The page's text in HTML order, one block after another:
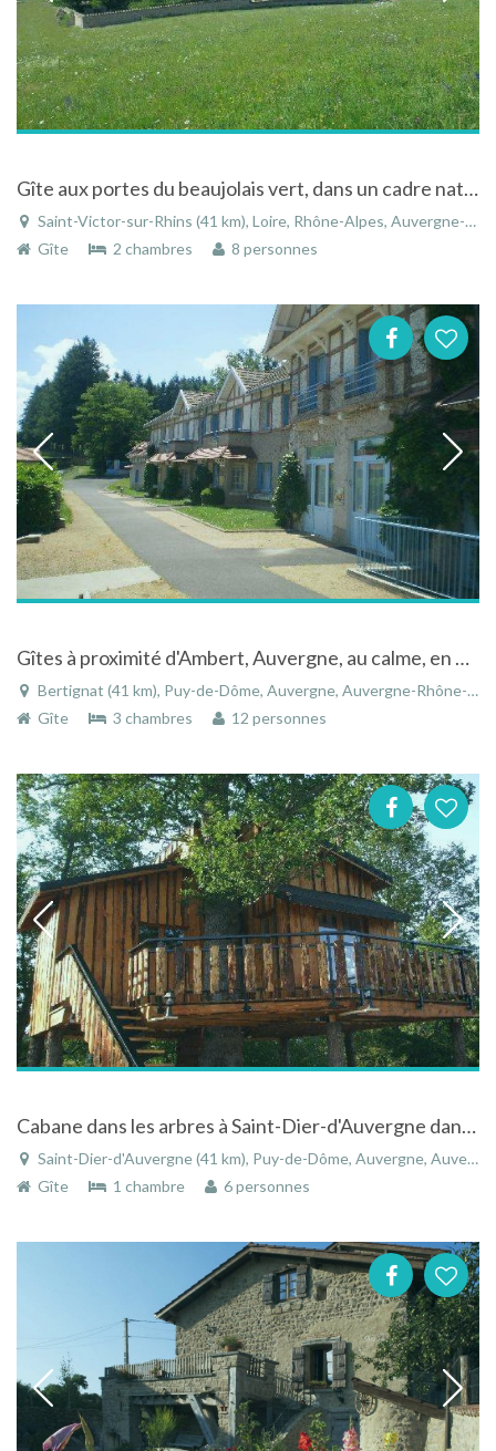
Gîte aux portes du beaujolais vert, dans un cadre naturel exceptionnel à Saint-Victor-sur-Rhins
Saint-Victor-sur-Rhins (41 km), Loire, Rhône-Alpes, Auvergne-Rhône-Alpes, France
Gîte
2 chambres 8 personnes
Gîtes à proximité d'Ambert, Auvergne, au calme, en pleine campagne, avec vue sur les Monts du Forez
Bertignat (41 km), Puy-de-Dôme, Auvergne, Auvergne-Rhône-Alpes, France
Gîte
3 chambres 12 personnes
Cabane dans les arbres à Saint-Dier-d'Auvergne dans le Puy-de-Dôme en Auvergne
Saint-Dier-d'Auvergne (41 km), Puy-de-Dôme, Auvergne, Auvergne-Rhône-Alpes, France
Gîte
1 chambre 6 personnes